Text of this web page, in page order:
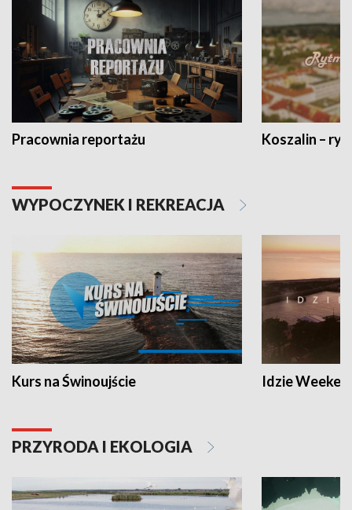
Pracownia reportażu Koszalin –
WYPOCZYNEK I REKREACJA
Kurs na Świnoujście Idzie
PRZYRODA I EKOLOGIA